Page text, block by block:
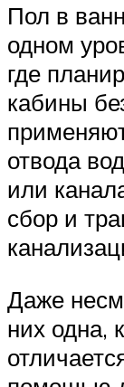
Пол в
одном
где
кабины
отвода
или
сбор и
Даже
них одна,